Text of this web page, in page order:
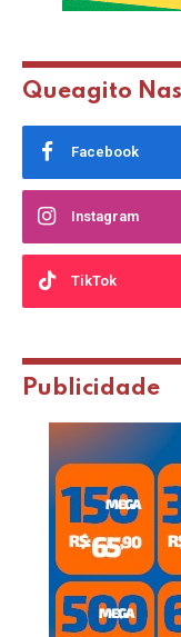
Queagito
Facebook
Instagram
TikTok
Publicidade